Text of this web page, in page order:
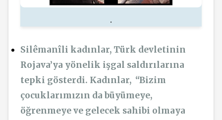
.
Silêmanîli kadınlar, Türk devletinin
Rojava’ya yönelik işgal saldırılarına
tepki gösterdi. Kadınlar, “Bizim
çocuklarımızın da büyümeye,
öğrenmeye ve gelecek sahibi olmaya